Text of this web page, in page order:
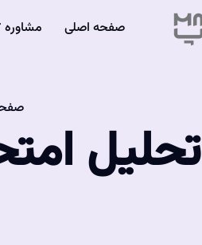
صفحه اصلی مشاوره
تحلیل